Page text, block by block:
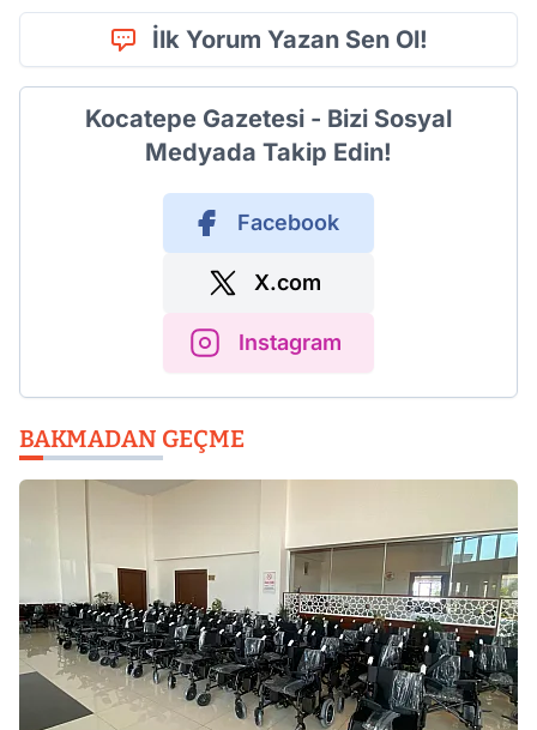
İlk Yorum Yazan Sen Ol!
Kocatepe Gazetesi - Bizi Sosyal
Medyada Takip Edin!
Facebook
X.com
Instagram
BAKMADAN GEÇME